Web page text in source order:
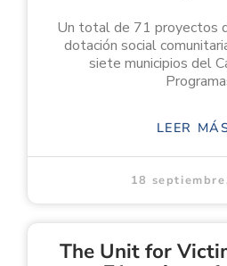
Un total de 71 proyectos
dotación social
siete municipios del
LEER
18
The Unit for